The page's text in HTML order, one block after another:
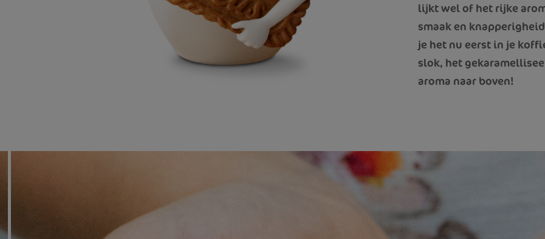
lijkt wel of het rijke
smaak en
je het nu eerst in je
slok, het
aroma naar boven!